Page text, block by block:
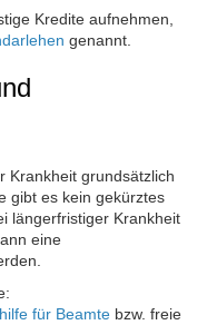
Kredite aufnehmen,
genannt.
Krankheit grundsätzlich
gibt es kein gekürztes
längerfristiger Krankheit
eine
für Beamtebzw. freie